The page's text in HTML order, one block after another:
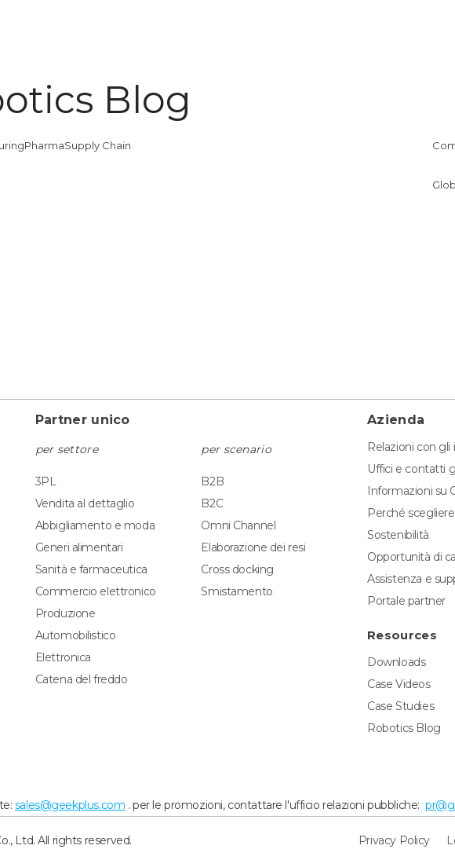
Blog
PharmaSupply Chain
Partner unico
per settore
3PL
Vendita al dettaglio
Abbigliamento e moda
Generi alimentari
Sanità e farmaceutica
Commercio elettronico
Produzione
Automobilistico
Elettronica
Catena del freddo
per scenario
B2B
B2C
Omni Channel
Elaborazione dei resi
Cross docking
Smistamento
Azienda
Relazioni con gli
Uffici e contatti
Informazioni su
Perché
Sostenibilità
Opportunità di
Assistenza e
Portale partner
Resources
Downloads
Case Videos
Case Studies
Robotics Blog
sales@geekplus.com . per le promozioni, contattare l'ufficio relazioni pubbliche:
Ltd. All rights reserved. Privacy Policy